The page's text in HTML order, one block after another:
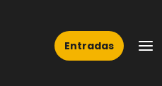
Entradas